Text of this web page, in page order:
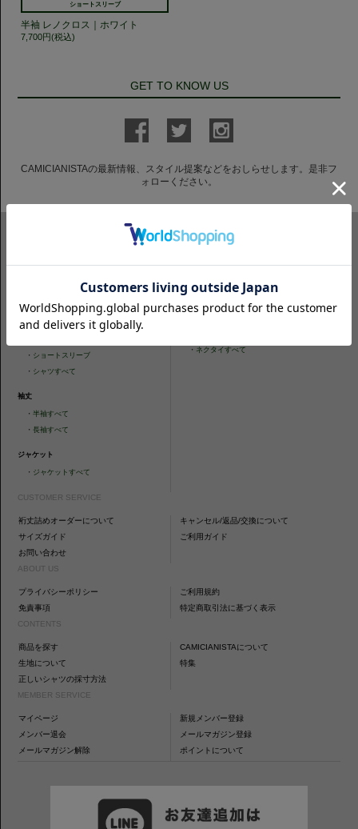
ショートスリーブ
半袖 レノクロス｜ホワイト
7,700円(税込)
GET TO KNOW US
CAMICIANISTAの最新情報、スタイル提案などをおしらせします。是非フ
ォローください。
スリムフィット
・タイトフィット
・ レギュラーフィット
・ ショートスリーブ
・ シャツすべて
袖丈
・半袖すべて
・長袖すべて
ジャケット
・ ジャケットすべて
・タイトフィット
・ニットシャツすべて
・ ネクタイすべて
CUSTOMER SERVICE
裄丈詰めオーダーについて
キャンセル/返品/交換について
サイズガイド
ご利用ガイド
お問い合わせ
ABOUT US
プライバシーポリシー
ご利用規約
免責事項
特定商取引法に基づく表示
CONTENTS
商品を探す
CAMICIANISTAについて
生地について
特集
正しいシャツの採寸方法
MEMBER SERVICE
マイページ
新規メンバー登録
メンバー退会
メールマガジン登録
メールマガジン解除
ポイントについて